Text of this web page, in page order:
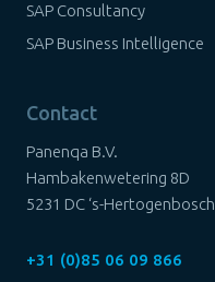
SAP Consultancy
SAP Business Intelligence
Contact
Panenqa B.V.
Hambakenwetering 8D
5231 DC ‘s-Hertogenbosch
+31 (0)85 06 09 866